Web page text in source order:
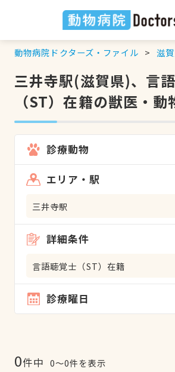
動物病院ドクターズ・ファイル 滋
三井寺駅(滋賀県)、言
（ST）在籍の獣医・
診療動物
エリア・駅
三井寺駅
詳細条件
言語聴覚士（ST）在籍
診療曜日
0件中 0〜0件を表示